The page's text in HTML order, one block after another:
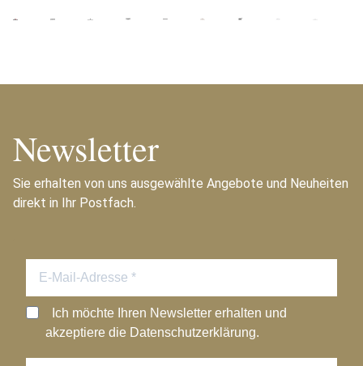
Newsletter
Sie erhalten von uns ausgewählte Angebote und Neuheiten
direkt in Ihr Postfach.
Ich möchte Ihren Newsletter erhalten und
akzeptiere die Datenschutzerklärung.